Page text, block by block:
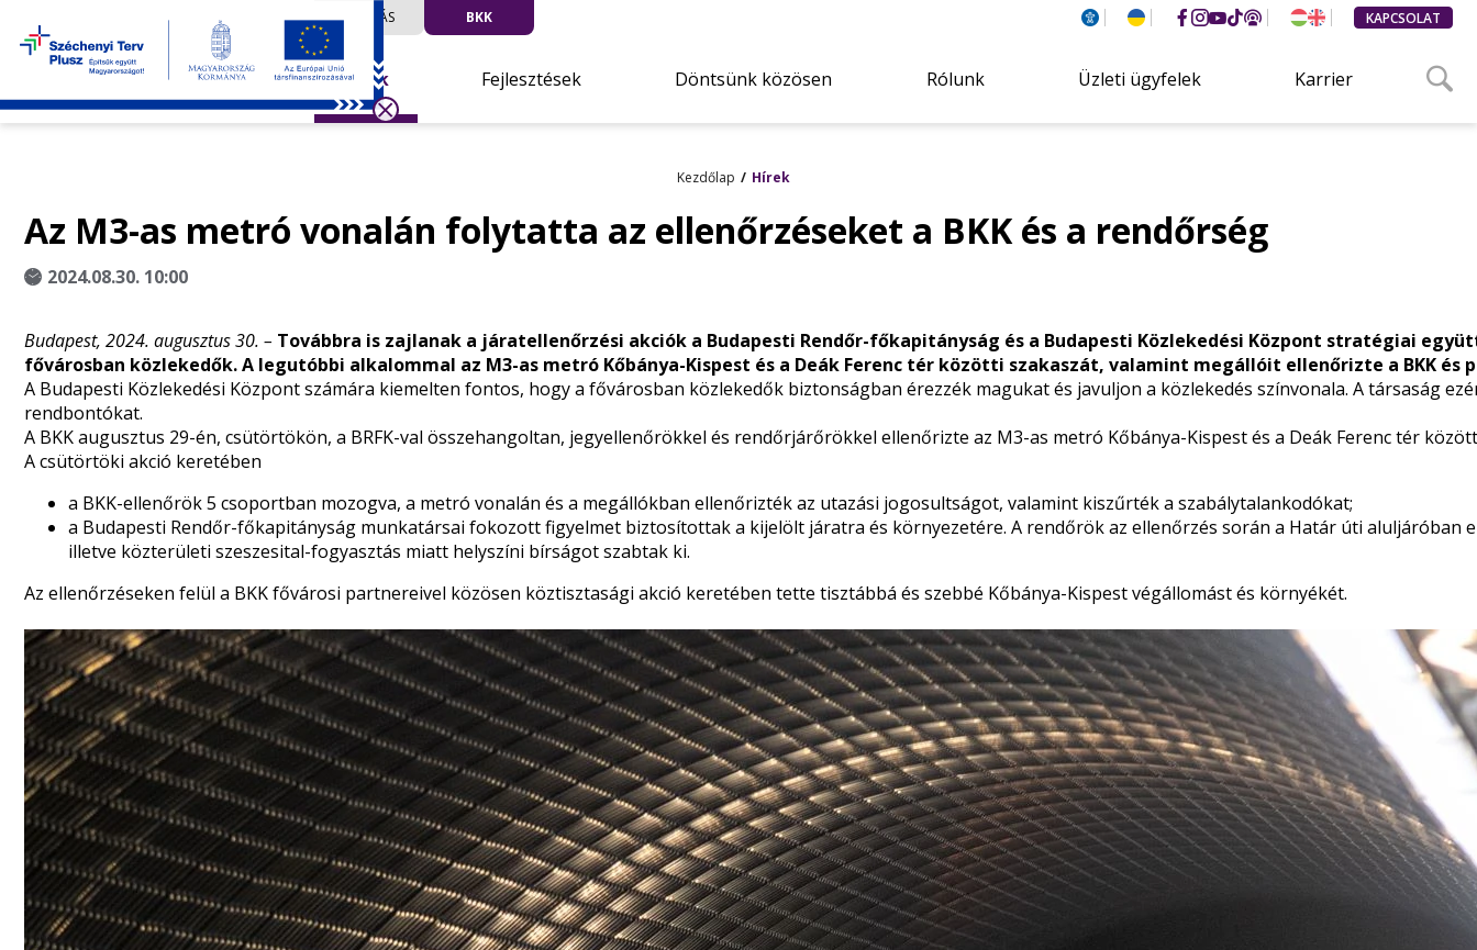
UTAZÁS BKK KAPCSOLAT
Hírek Fejlesztések Döntsünk közösen Rólunk Üzleti ügyfelek Karrier
Kezdőlap Hírek
Az M3-as metró vonalán folytatta az ellenőrzéseket a BKK és a rendőrség
2024.08.30. 10:00
Budapest, 2024. augusztus 30. – Továbbra is zajlanak a járatellenőrzési akciók a Budapesti Rendőr-főkapitányság és a Budapesti Közlekedési Központ stratégiai
fővárosban közlekedők. A legutóbbi alkalommal az M3-as metró Kőbánya-Kispest és a Deák Ferenc tér közötti szakaszát, valamint megállóit ellenőrizte a BKK
A Budapesti Közlekedési Központ számára kiemelten fontos, hogy a fővárosban közlekedők biztonságban érezzék magukat és javuljon a közlekedés színvonala. A társaság
rendbontókat.
A BKK augusztus 29-én, csütörtökön, a BRFK-val összehangoltan, jegyellenőrökkel és rendőrjárőrökkel ellenőrizte az M3-as metró Kőbánya-Kispest és a Deák Ferenc tér
A csütörtöki akció keretében
a BKK-ellenőrök 5 csoportban mozogva, a metró vonalán és a megállókban ellenőrizték az utazási jogosultságot, valamint kiszűrték a szabálytalankodókat;
a Budapesti Rendőr-főkapitányság munkatársai fokozott figyelmet biztosítottak a kijelölt járatra és környezetére. A rendőrök az ellenőrzés során a Határ úti
illetve közterületi szeszesital-fogyasztás miatt helyszíni bírságot szabtak ki.
Az ellenőrzéseken felül a BKK fővárosi partnereivel közösen köztisztasági akció keretében tette tisztábbá és szebbé Kőbánya-Kispest végállomást és környékét.